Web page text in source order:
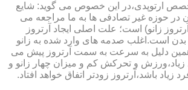
ارتوپدی،در این خصوص می گوید: شایع
در حوزه غیر تصادفی ها به ما مراجعه می
زانو) است؛ علت اصلی ایجاد آرتروز
بدن است.اغلب صدمه های وارد شده به زانو
همین دلیل به سرعت به سمت آرتروز پیش می
زیاد،ورزش و تحرکش کم و میزان چهار زانو و
باشد،آرتروز زودتر اتفاق خواهد افتاد.